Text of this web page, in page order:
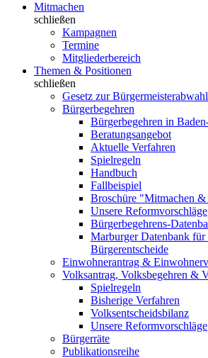
Mitmachen
schließen
Kampagnen
Termine
Mitgliederbereich
Themen & Positionen
schließen
Gesetz zur Bürgermeisterabwahl
Bürgerbegehren
Bürgerbegehren in
Beratungsangebot
Aktuelle Verfahren
Spielregeln
Handbuch
Fallbeispiel
Broschüre "Mitmachen &
Unsere Reformvorschläge
Bürgerbegehrens-
Marburger Datenbank für
Bürgerentscheide
Einwohnerantrag &
Volksantrag, Volksbegehren &
Spielregeln
Bisherige Verfahren
Volksentscheidsbilanz
Unsere Reformvorschläge
Bürgerräte
Publikationsreihe